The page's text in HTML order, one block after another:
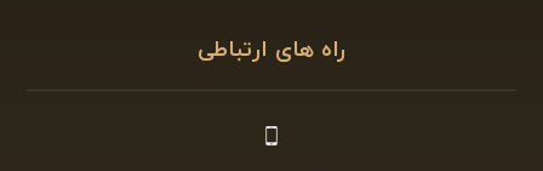
راه های ارتباطی